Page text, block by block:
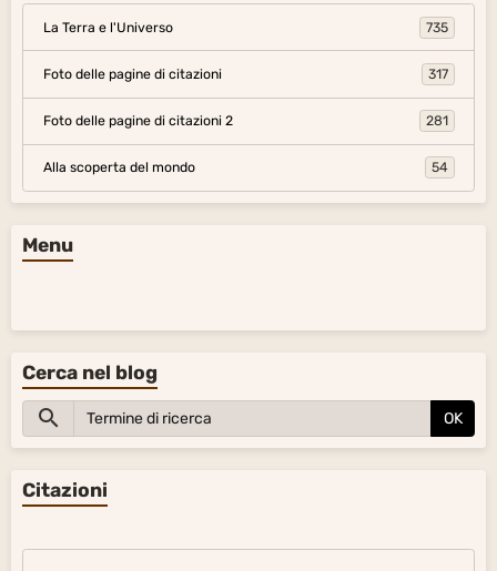
La Terra e l'Universo 735
Foto delle pagine di citazioni 317
Foto delle pagine di citazioni 2 281
Alla scoperta del mondo 54
Menu
Cerca nel blog
OK
Citazioni